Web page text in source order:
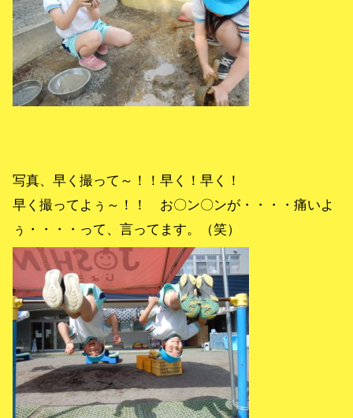
写真、早く撮って～！！早く！早く！
早く撮ってよぅ～！！ お〇ン〇ンが・・・・痛いよ
ぅ・・・・って、言ってます。（笑）